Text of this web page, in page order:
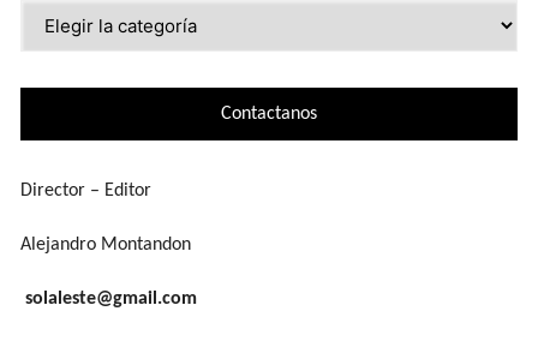
Contactanos
Director – Editor
Alejandro Montandon
solaleste@gmail.com